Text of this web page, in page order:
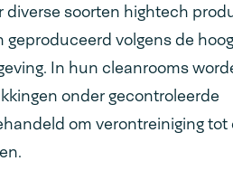
diverse soorten hightech
geproduceerd volgens de
In hun cleanrooms
onder gecontroleerde
om verontreiniging tot